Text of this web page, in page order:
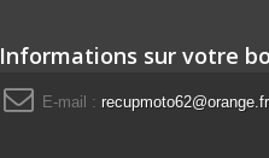
Informations sur votre
E-mail : recupmoto62@orange.fr